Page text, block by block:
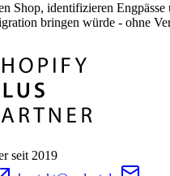
Shop, identifizieren Engpässe
bringen würde - ohne
seit 2019